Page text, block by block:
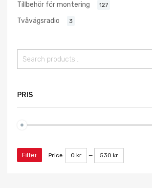
Tillbehör för montering 127
Tvåvägsradio 3
PRIS
Filter Price: 0 kr — 530 kr